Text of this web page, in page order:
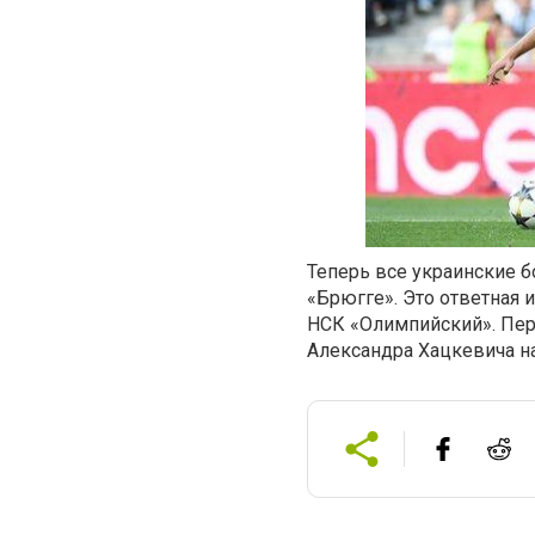
Теперь все украинские
«Брюгге». Это ответная
НСК «Олимпийский».
Александра Хацкевича